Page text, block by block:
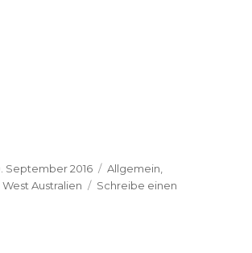
September 2016 Kategorien
Allgemein
,West Australien
Schreibe einen